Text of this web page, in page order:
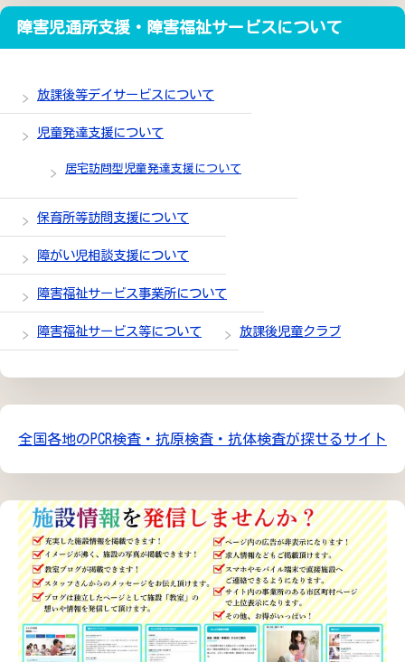
障害児通所支援・障害福祉サービスについて
放課後等デイサービスについて
児童発達支援について
居宅訪問型児童発達支援について
保育所等訪問支援について
障がい児相談支援について
障害福祉サービス事業所について
障害福祉サービス等について 放課後児童クラブ
全国各地のPCR検査・抗原検査・抗体検査が探せるサイト